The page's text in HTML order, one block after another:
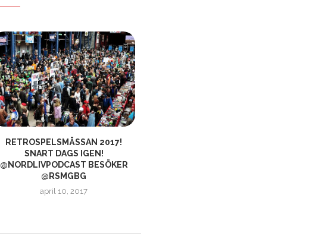
RETROSPELSMÄSSAN 2017!
SNART DAGS IGEN!
@NORDLIVPODCAST BESÖKER
@RSMGBG
april 10, 2017